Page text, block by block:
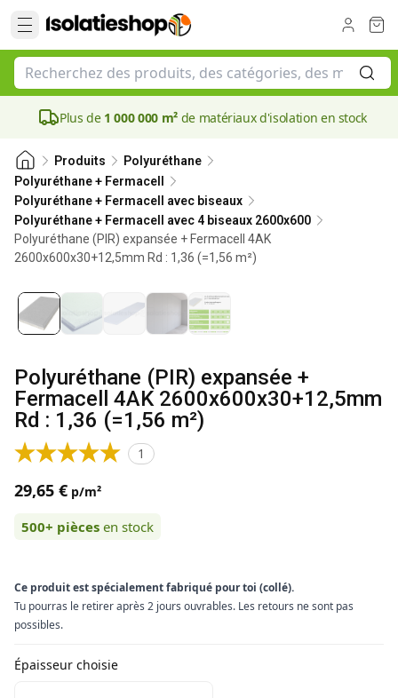
Plus de 1 000 000 m²de matériaux d'isolation en stock
Produits
Polyuréthane
Polyuréthane + Fermacell
Polyuréthane + Fermacell avec biseaux
Polyuréthane + Fermacell avec 4 biseaux 2600x600
Polyuréthane (PIR) expansée + Fermacell 4AK
2600x600x30+12,5mm Rd : 1,36 (=1,56 m²)
Polyuréthane (PIR) expansée +
Fermacell 4AK 2600x600x30+12,5mm
Rd : 1,36 (=1,56 m²)
1
29,65 € p/m²
500+ pièces en stock
Ce produit est spécialement fabriqué pour toi (collé).
Tu pourras le retirer après 2 jours ouvrables. Les retours ne sont pas
possibles.
Épaisseur choisie